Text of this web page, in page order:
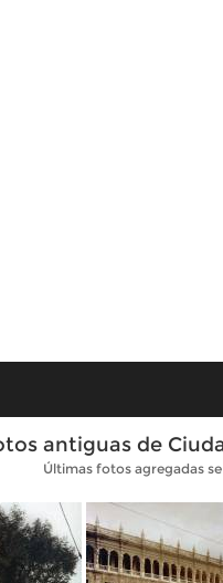
antiguas de
Últimas fotos agregadas